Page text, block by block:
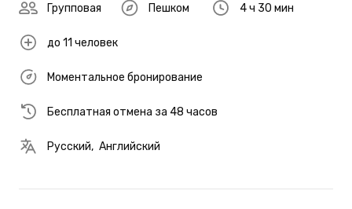
Групповая Пешком 4 ч 30 мин
до 11 человек
Моментальное бронирование
Бесплатная отмена за 48 часов
Русский, Английский